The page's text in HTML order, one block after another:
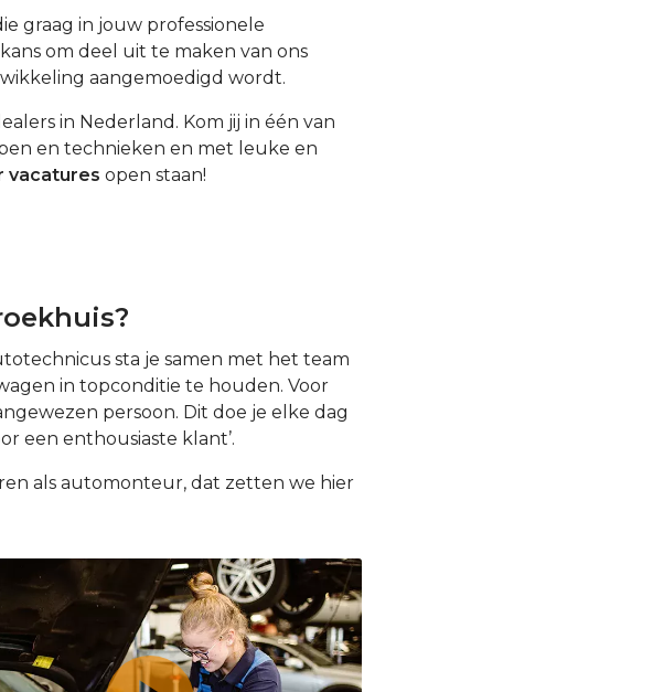
graag in jouw professionele
om deel uit te maken van ons
aangemoedigd wordt.
in Nederland. Kom jij in één van
en technieken en met leuke en
vacatures open staan!
sta je samen met het team
in topconditie te houden. Voor
persoon. Dit doe je elke dag
een enthousiaste klant’.
als automonteur, dat zetten we hier